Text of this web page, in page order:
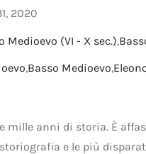
2020
Medioevo (VI - X sec.),
,Basso Medioevo,
mille anni di storia. È
e le più